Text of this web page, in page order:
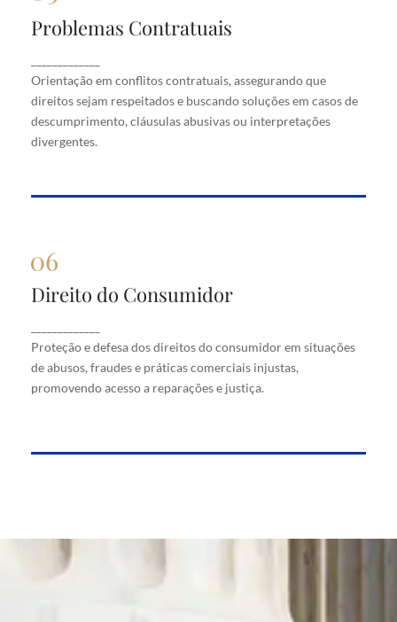
Problemas Contratuais
Orientação em conflitos contratuais, assegurando que
direitos sejam respeitados e buscando soluções em casos de
descumprimento, cláusulas abusivas ou interpretações
divergentes.
Problemas Contratuais
que direitos sejam respeitados e buscando soluções
em casos de descumprimento, cláusulas abusivas
ou interpretações divergentes.
Direito do Consumidor
Proteção e defesa dos direitos do consumidor em situações
de abusos, fraudes e práticas comerciais injustas,
promovendo acesso a reparações e justiça.
Direito do Consumidor
situações de abusos, fraudes e práticas comerciais
injustas, promovendo acesso a reparações e justiça.